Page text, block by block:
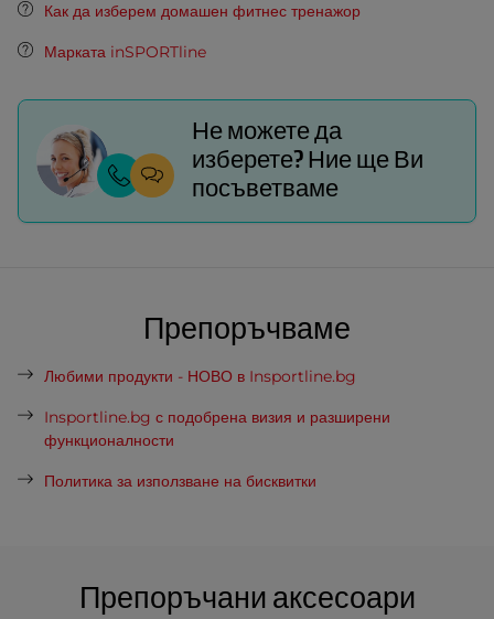
Препоръчани аксесоари
Как да изберем домашен фитнес тренажор
Марката inSPORTline
Не можете да
изберете? Ние ще Ви
посъветваме
Препоръчваме
Любими продукти - НОВО в Insportline.bg
Insportline.bg с подобрена визия и разширени
функционалности
Политика за използване на бисквитки